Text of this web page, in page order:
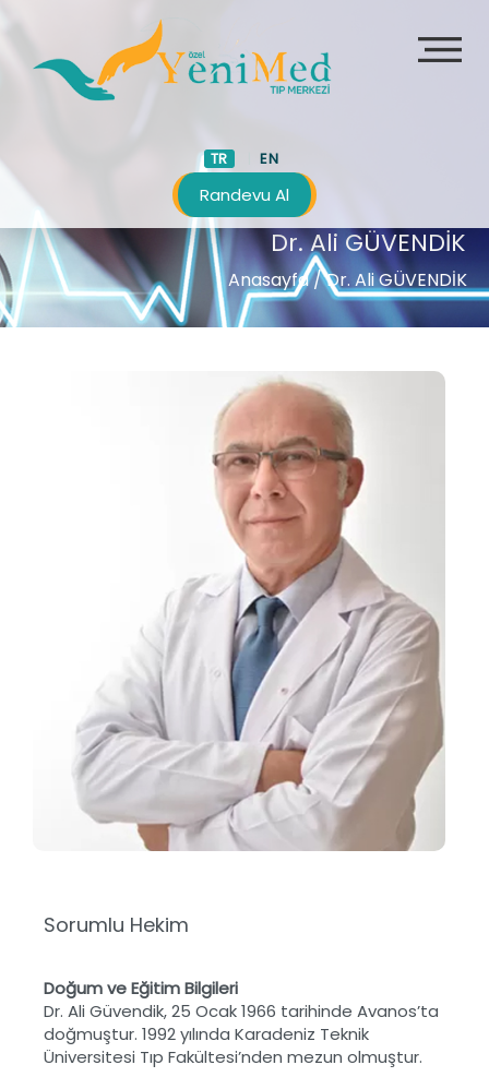
TR EN
Randevu Al
Dr. Ali GÜVENDİK
Anasayfa/ Dr. Ali GÜVENDİK
Sorumlu Hekim
Doğum ve Eğitim Bilgileri
Dr. Ali Güvendik, 25 Ocak 1966 tarihinde Avanos’ta
doğmuştur. 1992 yılında Karadeniz Teknik
Üniversitesi Tıp Fakültesi’nden mezun olmuştur.